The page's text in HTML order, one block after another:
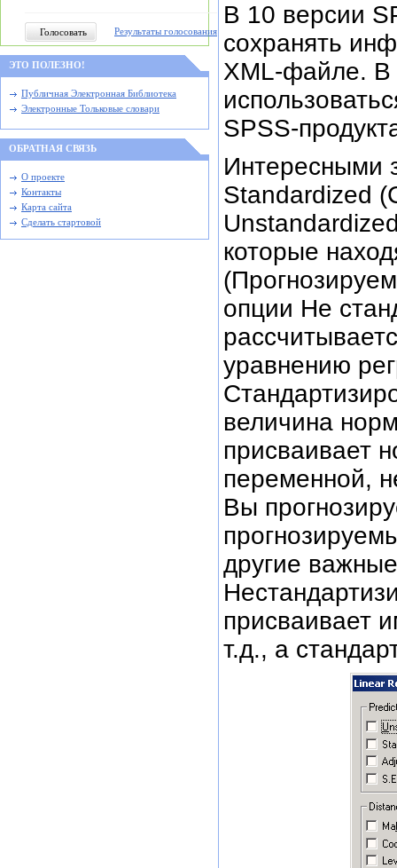
Результаты голосования
ЭТО ПОЛЕЗНО!
Публичная Электронная Библиотека
Электронные Тольковые словари
ОБРАТНАЯ СВЯЗЬ
О проекте
Контакты
Карта сайта
Сделать стартовой
В 10 версии
сохранять
XML-файле.
SPSS-
Интересными
Standardized
которые
опции Не
уравнению
величина
присваивает
переменной,
Вы
другие
присваивает
т.д., а